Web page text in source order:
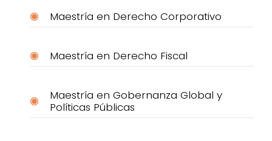
Maestría en Derecho Corporativo
Maestría en Derecho Fiscal
Maestría en Gobernanza Global y
Políticas Públicas